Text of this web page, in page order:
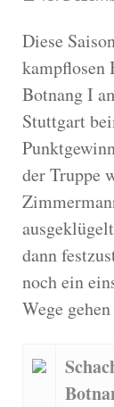
Diese
kampflosen
Botnang I
Stuttgart
der Truppe
dann
noch ein
Wege